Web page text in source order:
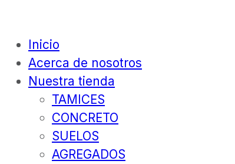
Inicio
Acerca de nosotros
Nuestra tienda
TAMICES
CONCRETO
SUELOS
AGREGADOS